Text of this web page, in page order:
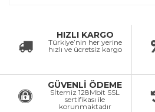
HIZLI KARGO
Türkiye’nin her yerine
hızlı ve ücretsiz kargo
GÜVENLİ ÖDEME
Sİtemiz 128Mbit SSL
sertifikası ile
korunmaktadır